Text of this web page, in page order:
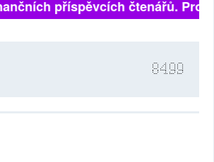
příspěvcích čtenářů.
8499